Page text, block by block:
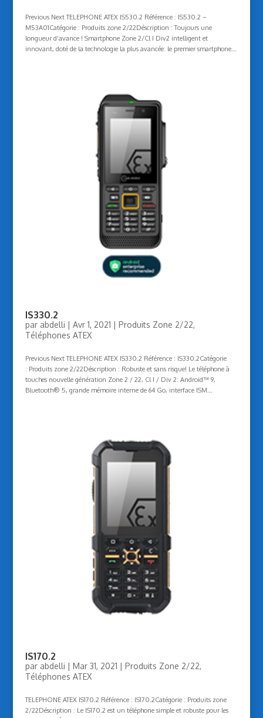
Previous Next TELEPHONE ATEX IS530.2 Référence : IS530.2 –
M53A01Catégorie : Produits zone 2/22Déscription : Toujours une
longueur d‘avance ! Smartphone Zone 2/Cl I Div2 intelligent et
innovant, doté de la technologie la plus avancée: le premier smartphone...
IS330.2
par abdelli | Avr 1, 2021 | Produits Zone 2/22,
Téléphones ATEX
Previous Next TELEPHONE ATEX IS330.2 Référence : IS330.2Catégorie
: Produits zone 2/22Déscription : Robuste et sans risque! Le téléphone à
touches nouvelle génération Zone 2 / 22, Cl I / Div 2: Android™ 9,
Bluetooth® 5, grande mémoire interne de 64 Go, interface ISM...
IS170.2
par abdelli | Mar 31, 2021 | Produits Zone 2/22,
Téléphones ATEX
TELEPHONE ATEX IS170.2 Référence : IS170.2Catégorie : Produits zone
2/22Déscription : Le IS170.2 est un téléphone simple et robuste pour les